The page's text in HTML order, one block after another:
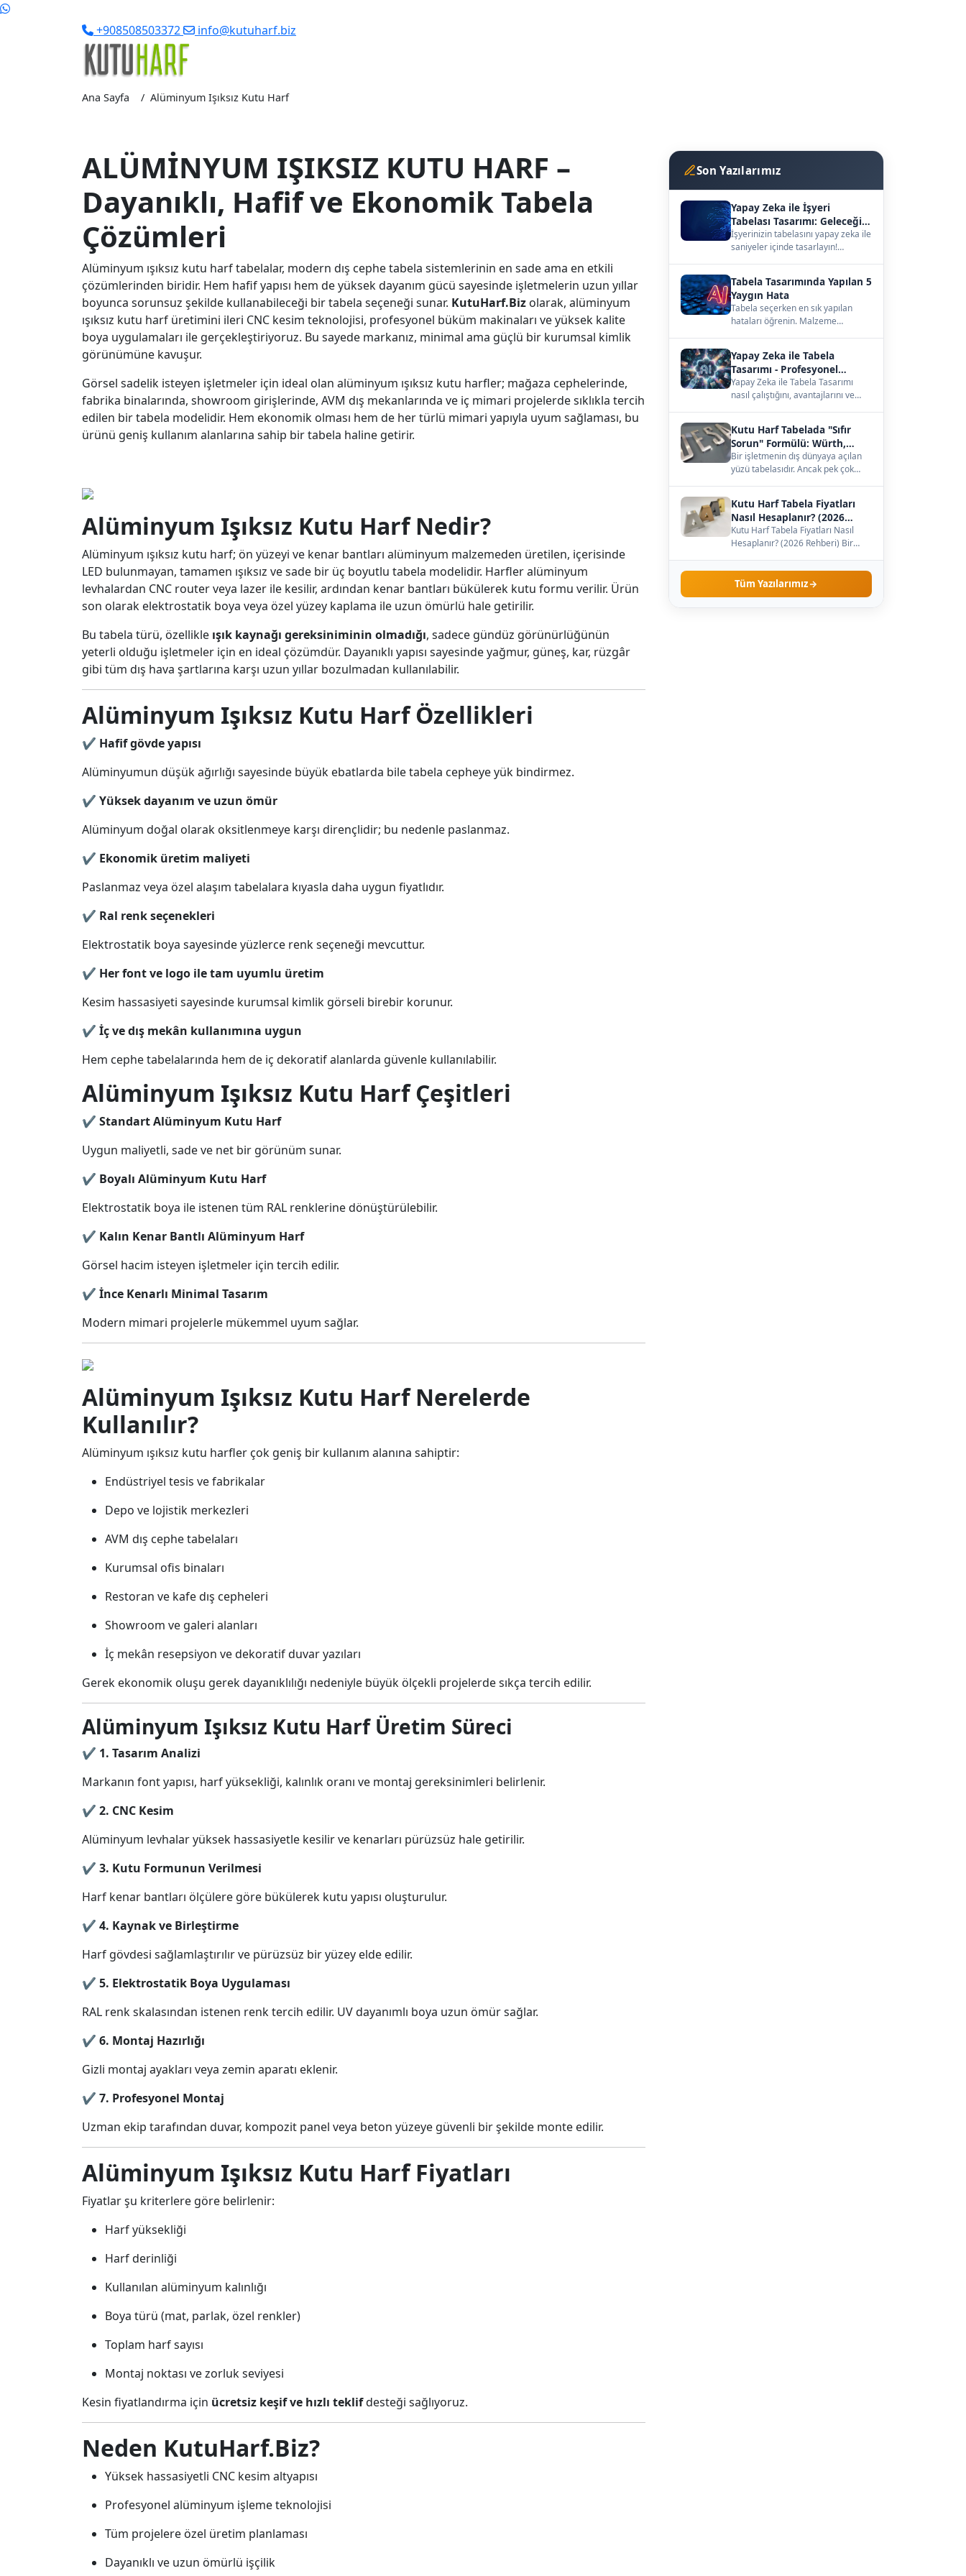
+908508503372 info@kutuharf.biz
Ana Sayfa Alüminyum Işıksız Kutu Harf
ALÜMİNYUM IŞIKSIZ KUTU HARF –
Dayanıklı, Hafif ve Ekonomik Tabela
Çözümleri
Alüminyum ışıksız kutu harf tabelalar, modern dış cephe tabela sistemlerinin en sade ama en etkili
çözümlerinden biridir. Hem hafif yapısı hem de yüksek dayanım gücü sayesinde işletmelerin uzun yıllar
boyunca sorunsuz şekilde kullanabileceği bir tabela seçeneği sunar. KutuHarf.Biz olarak, alüminyum
ışıksız kutu harf üretimini ileri CNC kesim teknolojisi, profesyonel büküm makinaları ve yüksek kalite
boya uygulamaları ile gerçekleştiriyoruz. Bu sayede markanız, minimal ama güçlü bir kurumsal kimlik
görünümüne kavuşur.
Görsel sadelik isteyen işletmeler için ideal olan alüminyum ışıksız kutu harfler; mağaza cephelerinde,
fabrika binalarında, showroom girişlerinde, AVM dış mekanlarında ve iç mimari projelerde sıklıkla tercih
edilen bir tabela modelidir. Hem ekonomik olması hem de her türlü mimari yapıyla uyum sağlaması, bu
ürünü geniş kullanım alanlarına sahip bir tabela haline getirir.
Alüminyum Işıksız Kutu Harf Nedir?
Alüminyum ışıksız kutu harf; ön yüzeyi ve kenar bantları alüminyum malzemeden üretilen, içerisinde
LED bulunmayan, tamamen ışıksız ve sade bir üç boyutlu tabela modelidir. Harfler alüminyum
levhalardan CNC router veya lazer ile kesilir, ardından kenar bantları bükülerek kutu formu verilir. Ürün
son olarak elektrostatik boya veya özel yüzey kaplama ile uzun ömürlü hale getirilir.
Bu tabela türü, özellikle ışık kaynağı gereksiniminin olmadığı, sadece gündüz görünürlüğünün
yeterli olduğu işletmeler için en ideal çözümdür. Dayanıklı yapısı sayesinde yağmur, güneş, kar, rüzgâr
gibi tüm dış hava şartlarına karşı uzun yıllar bozulmadan kullanılabilir.
Alüminyum Işıksız Kutu Harf Özellikleri
✔ Hafif gövde yapısı
Alüminyumun düşük ağırlığı sayesinde büyük ebatlarda bile tabela cepheye yük bindirmez.
✔ Yüksek dayanım ve uzun ömür
Alüminyum doğal olarak oksitlenmeye karşı dirençlidir; bu nedenle paslanmaz.
✔ Ekonomik üretim maliyeti
Paslanmaz veya özel alaşım tabelalara kıyasla daha uygun fiyatlıdır.
✔ Ral renk seçenekleri
Elektrostatik boya sayesinde yüzlerce renk seçeneği mevcuttur.
✔ Her font ve logo ile tam uyumlu üretim
Kesim hassasiyeti sayesinde kurumsal kimlik görseli birebir korunur.
✔ İç ve dış mekân kullanımına uygun
Hem cephe tabelalarında hem de iç dekoratif alanlarda güvenle kullanılabilir.
Alüminyum Işıksız Kutu Harf Çeşitleri
✔ Standart Alüminyum Kutu Harf
Uygun maliyetli, sade ve net bir görünüm sunar.
✔ Boyalı Alüminyum Kutu Harf
Elektrostatik boya ile istenen tüm RAL renklerine dönüştürülebilir.
✔ Kalın Kenar Bantlı Alüminyum Harf
Görsel hacim isteyen işletmeler için tercih edilir.
✔ İnce Kenarlı Minimal Tasarım
Modern mimari projelerle mükemmel uyum sağlar.
Alüminyum Işıksız Kutu Harf Nerelerde
Kullanılır?
Alüminyum ışıksız kutu harfler çok geniş bir kullanım alanına sahiptir:
Endüstriyel tesis ve fabrikalar
Depo ve lojistik merkezleri
AVM dış cephe tabelaları
Kurumsal ofis binaları
Restoran ve kafe dış cepheleri
Showroom ve galeri alanları
İç mekân resepsiyon ve dekoratif duvar yazıları
Gerek ekonomik oluşu gerek dayanıklılığı nedeniyle büyük ölçekli projelerde sıkça tercih edilir.
Alüminyum Işıksız Kutu Harf Üretim Süreci
✔ 1. Tasarım Analizi
Markanın font yapısı, harf yüksekliği, kalınlık oranı ve montaj gereksinimleri belirlenir.
✔ 2. CNC Kesim
Alüminyum levhalar yüksek hassasiyetle kesilir ve kenarları pürüzsüz hale getirilir.
✔ 3. Kutu Formunun Verilmesi
Harf kenar bantları ölçülere göre bükülerek kutu yapısı oluşturulur.
✔ 4. Kaynak ve Birleştirme
Harf gövdesi sağlamlaştırılır ve pürüzsüz bir yüzey elde edilir.
✔ 5. Elektrostatik Boya Uygulaması
RAL renk skalasından istenen renk tercih edilir. UV dayanımlı boya uzun ömür sağlar.
✔ 6. Montaj Hazırlığı
Gizli montaj ayakları veya zemin aparatı eklenir.
✔ 7. Profesyonel Montaj
Uzman ekip tarafından duvar, kompozit panel veya beton yüzeye güvenli bir şekilde monte edilir.
Alüminyum Işıksız Kutu Harf Fiyatları
Fiyatlar şu kriterlere göre belirlenir:
Harf yüksekliği
Harf derinliği
Kullanılan alüminyum kalınlığı
Boya türü (mat, parlak, özel renkler)
Toplam harf sayısı
Montaj noktası ve zorluk seviyesi
Kesin fiyatlandırma için ücretsiz keşif ve hızlı teklifdesteği sağlıyoruz.
Neden KutuHarf.Biz?
Yüksek hassasiyetli CNC kesim altyapısı
Profesyonel alüminyum işleme teknolojisi
Tüm projelere özel üretim planlaması
Dayanıklı ve uzun ömürlü işçilik
Son Yazılarımız
Yapay Zeka ile İşyeri
Tabelası Tasarımı: Geleceğin
Vitrini
İşyerinizin tabelasını yapay zeka ile
saniyeler içinde tasarlayın!
Tabela Tasarımında Yapılan 5
Yaygın Hata
Tabela seçerken en sık yapılan
hataları öğrenin. Malzeme
Yapay Zeka ile Tabela
Tasarımı - Profesyonel
Kılavuz
Yapay Zeka ile Tabela Tasarımı
nasıl çalıştığını, avantajlarını ve
Kutu Harf Tabelada "Sıfır
Sorun" Formülü: Würth,
Meanwell ve Samsung İş
Birliği
Bir işletmenin dış dünyaya açılan
yüzü tabelasıdır. Ancak pek çok
Kutu Harf Tabela Fiyatları
Nasıl Hesaplanır? (2026
Rehberi)
Kutu Harf Tabela Fiyatları Nasıl
Hesaplanır? (2026 Rehberi) Bir
yaptırmaya karar…
Tüm Yazılarımız